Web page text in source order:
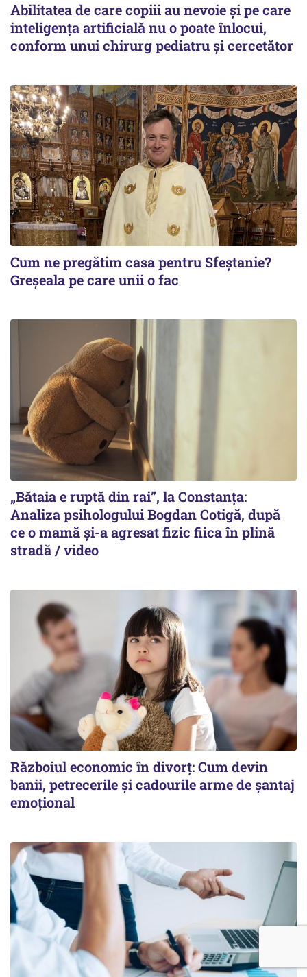
Abilitatea de care copiii au nevoie și pe care
inteligența artificială nu o poate înlocui,
conform unui chirurg pediatru și cercetător
Cum ne pregătim casa pentru Sfeștanie?
Greșeala pe care unii o fac
„Bătaia e ruptă din rai”, la Constanța:
Analiza psihologului Bogdan Cotigă, după
ce o mamă și-a agresat fizic fiica în plină
stradă / video
Războiul economic în divorț: Cum devin
banii, petrecerile și cadourile arme de șantaj
emoțional